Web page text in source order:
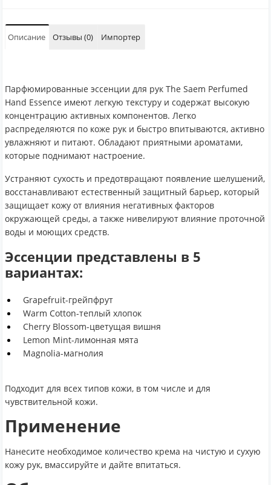
Описание Отзывы (0) Импортер
Парфюмированные эссенции для рук The Saem Perfumed
Hand Essence имеют легкую текстуру и содержат высокую
концентрацию активных компонентов. Легко
распределяются по коже рук и быстро впитываются, активно
увлажняют и питают. Обладают приятными ароматами,
которые поднимают настроение.
Устраняют сухость и предотвращают появление шелушений,
восстанавливают естественный защитный барьер, который
защищает кожу от влияния негативных факторов
окружающей среды, а также нивелируют влияние проточной
воды и моющих средств.
Эссенции представлены в 5
вариантах:
Grapefruit-грейпфрут
Warm Cotton-теплый хлопок
Cherry Blossom-цветущая вишня
Lemon Mint-лимонная мята
Magnolia-магнолия
Подходит для всех типов кожи, в том числе и для
чувствительной кожи.
Применение
Нанесите необходимое количество крема на чистую и сухую
кожу рук, вмассируйте и дайте впитаться.